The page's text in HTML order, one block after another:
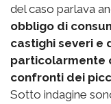
del caso parlava
obbligo di
castighi severi e
particolarmente
confronti dei
Sotto indagine